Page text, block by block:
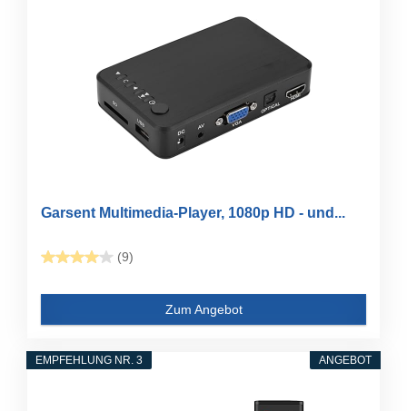
Garsent Multimedia-Player, 1080p HD - und...
(9)
Zum Angebot
ANGEBOT
EMPFEHLUNG NR. 3